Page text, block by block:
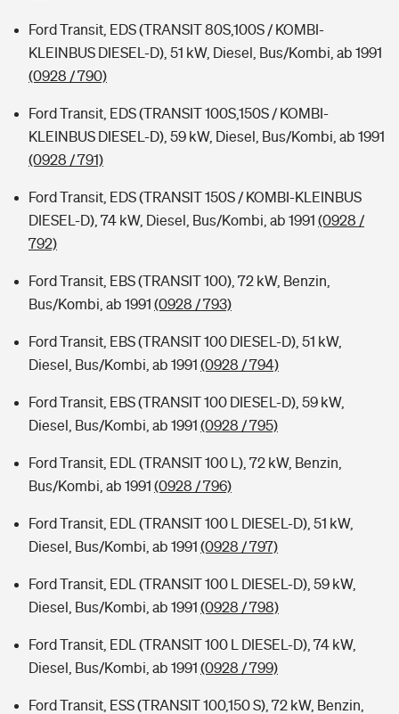
Ford Transit, EDS (TRANSIT 80S,100S / KOMBI-
KLEINBUS DIESEL-D), 51 kW, Diesel, Bus/Kombi, ab 1991
(0928 / 790)
Ford Transit, EDS (TRANSIT 100S,150S / KOMBI-
KLEINBUS DIESEL-D), 59 kW, Diesel, Bus/Kombi, ab 1991
(0928 / 791)
Ford Transit, EDS (TRANSIT 150S / KOMBI-KLEINBUS
DIESEL-D), 74 kW, Diesel, Bus/Kombi, ab 1991 (0928 /
792)
Ford Transit, EBS (TRANSIT 100), 72 kW, Benzin,
Bus/Kombi, ab 1991 (0928 / 793)
Ford Transit, EBS (TRANSIT 100 DIESEL-D), 51 kW,
Diesel, Bus/Kombi, ab 1991 (0928 / 794)
Ford Transit, EBS (TRANSIT 100 DIESEL-D), 59 kW,
Diesel, Bus/Kombi, ab 1991 (0928 / 795)
Ford Transit, EDL (TRANSIT 100 L), 72 kW, Benzin,
Bus/Kombi, ab 1991 (0928 / 796)
Ford Transit, EDL (TRANSIT 100 L DIESEL-D), 51 kW,
Diesel, Bus/Kombi, ab 1991 (0928 / 797)
Ford Transit, EDL (TRANSIT 100 L DIESEL-D), 59 kW,
Diesel, Bus/Kombi, ab 1991 (0928 / 798)
Ford Transit, EDL (TRANSIT 100 L DIESEL-D), 74 kW,
Diesel, Bus/Kombi, ab 1991 (0928 / 799)
Ford Transit, ESS (TRANSIT 100,150 S), 72 kW, Benzin,